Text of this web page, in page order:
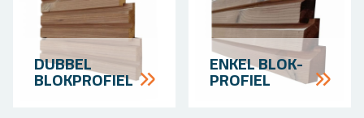
DUB­BEL
BLOK­PROFIEL
ENKEL BLOK­
PROFIEL